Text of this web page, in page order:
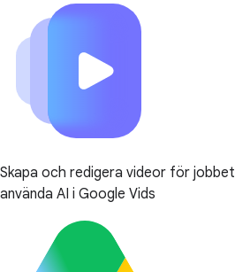
Skapa och redigera videor för jobbet
använda AI i Google Vids